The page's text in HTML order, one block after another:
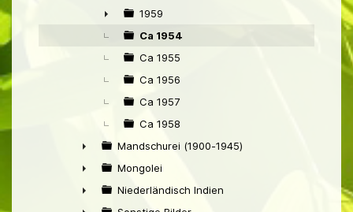
►
►
1959
Ca 1954
Ca 1955
Ca 1956
Ca 1957
Ca 1958
►
Mandschurei (1900-1945)
►
Mongolei
Niederländisch Indien